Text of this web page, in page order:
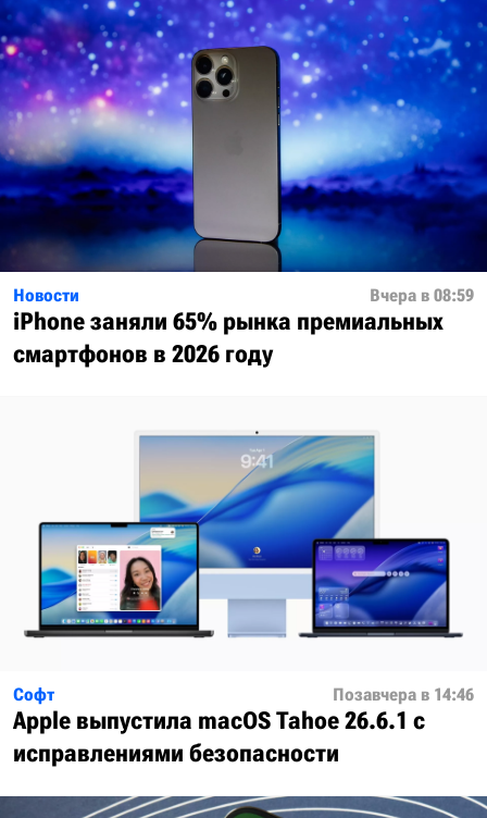
Новости Вчера в 08:59
iPhone заняли 65% рынка премиальных
смартфонов в 2026 году
Софт Позавчера в 14:46
Apple выпустила macOS Tahoe 26.6.1 с
исправлениями безопасности